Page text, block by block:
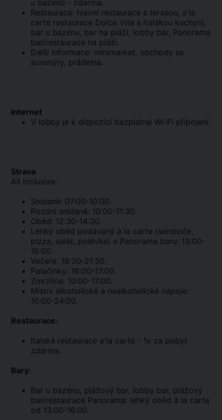
u bazénů - zdarma.
Restaurace: hlavní restaurace s terasou, a'la
carte restaurace Dolce Vita s italskou kuchyní,
bar u bazénu, bar na pláži, lobby bar, Panorama
bar/restaurace na pláži.
Další informace: minimarket, obchody se
suvenýry, prádelna.
Internet
V lobby je k dispozici bezplatné Wi-Fi připojení.
Strava
All Inclusive:
Snídaně: 07:00-10:00.
Pozdní snídaně: 10:00-11:30.
Oběd: 12:30-14:30.
Lehký oběd podávaný à la carte (sendviče,
pizza, salát, polévka) v Panorama baru: 13:00-
16:00.
Večeře: 18:30-21:30.
Palačinky: 16:00-17:00.
Zmrzlina: 10:00-17:00.
Místní alkoholické a nealkoholické nápoje:
10:00-24:00.
Restaurace:
Italská restaurace a'la carte - 1x za pobyt
zdarma.
Bary:
Bar u bazénu, plážový bar, lobby bar, plážový
bar/restaurace Panorama: lehký oběd à la carte
od 13:00-16:00.